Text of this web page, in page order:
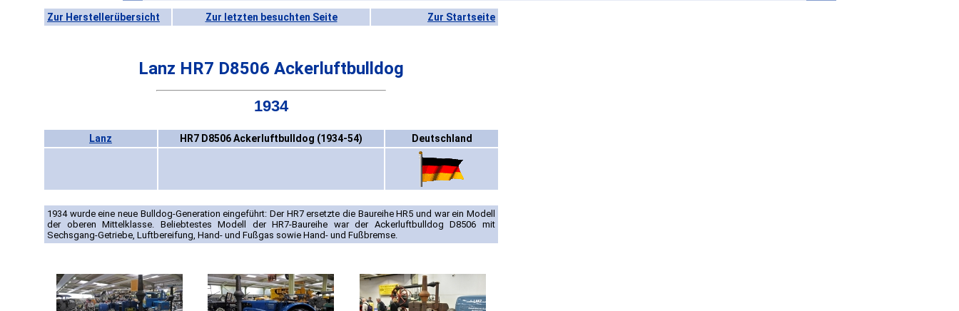
Zur Herstellerübersicht Zur letzten besuchten Seite Zur Startseite
Lanz HR7 D8506 Ackerluftbulldog
1934
Lanz HR7 D8506 Ackerluftbulldog (1934-54) Deutschland
1934 wurde eine neue Bulldog-Generation eingeführt: Der HR7 ersetzte die Baureihe HR5 und war ein Modell
der oberen Mittelklasse. Beliebtestes Modell der HR7-Baureihe war der Ackerluftbulldog D8506 mit
Sechsgang-Getriebe, Luftbereifung, Hand- und Fußgas sowie Hand- und Fußbremse.